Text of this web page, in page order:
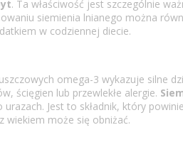
. Ta właściwość jest szczególnie
siemienia lnianego można
w codziennej diecie.
omega-3 wykazuje silne
ścięgien lub przewlekłe alergie.
Jest to składnik, który
wiekiem może się obniżać.